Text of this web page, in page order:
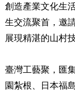
創造產業文化生
生交流聚首，邀
展現精湛的山村
臺灣工藝聚，匯
園紮根、日本福